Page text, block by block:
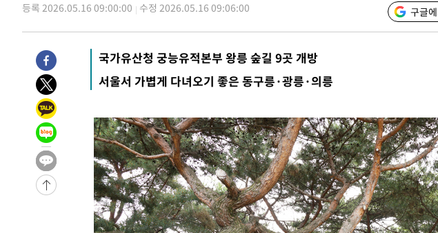
57분 전 >'여긴 20도, 저긴 50도'…열화상 카메라로 본 폭염 저감시설 '온도차'
1시간 전 >콜롬비아 신임 우파 대통령 취임 하루만에 차량폭탄 폭발 사건
2시간 전 >
튀르키예 외무장관, "메카 3국 방위협정은 이란이 목표 아냐 " 밝혀
3시간 전 >
이군이 불법 군시설 건설한 레바논 남부에서 레바논군 3명 폭발로 부상
4시간 전 >
[속보]美중부 사령관, 이스라엘 긴급방문 다중화된 전선 상황 논의
-32131초 전 >
-31127초 전 >
태풍 돌핀, 중 저장성 타이저우시 해안에 상륙 (1보)
-28473초 전 >
AT마드리드 데뷔 앞둔 이강인, 맨시티전 선발 대신 '벤치 시작'
-27103초 전 >
[속보]與 강원·TK 당원투표 합산 김민석 48.54%로 승리…정청래
44.40%
-26437초 전 >
與 강원·TK 당원투표 합산 김민석 46.01%로 승리…정청래
44.53%
[속보]與전대 권리당원투표…강원·경북 김민석, 대구 정청래 승리
[속보]與 당대표 경선, 경북 권리당원 투표 김민석 47.37%·정청래
등록 2026.05.16 09:00:00 수정 2026.05.16 09:06:00 구글
국가유산청 궁능유적본부 왕릉 숲길 9곳 개방
서울서 가볍게 다녀오기 좋은 동구릉·광릉·의릉